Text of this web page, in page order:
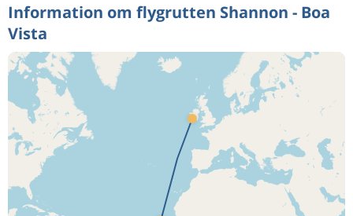
Information om flygrutten Shannon - Boa
Vista